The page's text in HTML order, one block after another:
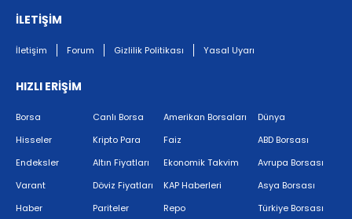
İLETİŞİM
İletişim Forum Gizlilik Politikası Yasal Uyarı
HIZLI ERİŞİM
Borsa
Hisseler
Endeksler
Varant
Haber
Canlı Borsa
Kripto Para
Altın Fiyatları
Döviz Fiyatları
Pariteler
Amerikan Borsaları
Faiz
Ekonomik Takvim
KAP Haberleri
Repo
Dünya
ABD Borsası
Avrupa Borsası
Asya Borsası
Türkiye Borsası